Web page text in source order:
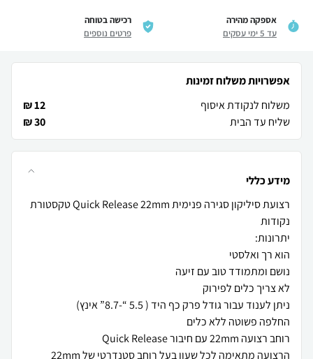
אספקה מהירה
עד 5 ימי עסקים
רכישה בטוחה
פרטים נוספים
אפשרויות משלוח זמינות
משלוח לנקודת איסוף
12 ₪
שליח עד הבית
30 ₪
מידע כללי
רצועת סיליקון סגירה פנימית Quick Release 22mm טקסטורת